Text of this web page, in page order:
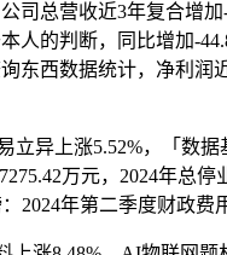
总营收近3年复合增加-
的判断，同比增加-
东西数据统计，净利
异上涨5.52%，「数据
万元，2024年总
年第二季度财政费